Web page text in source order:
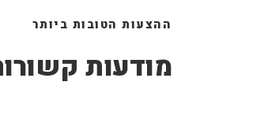
ההצעות הטובות ביותר
מודעות